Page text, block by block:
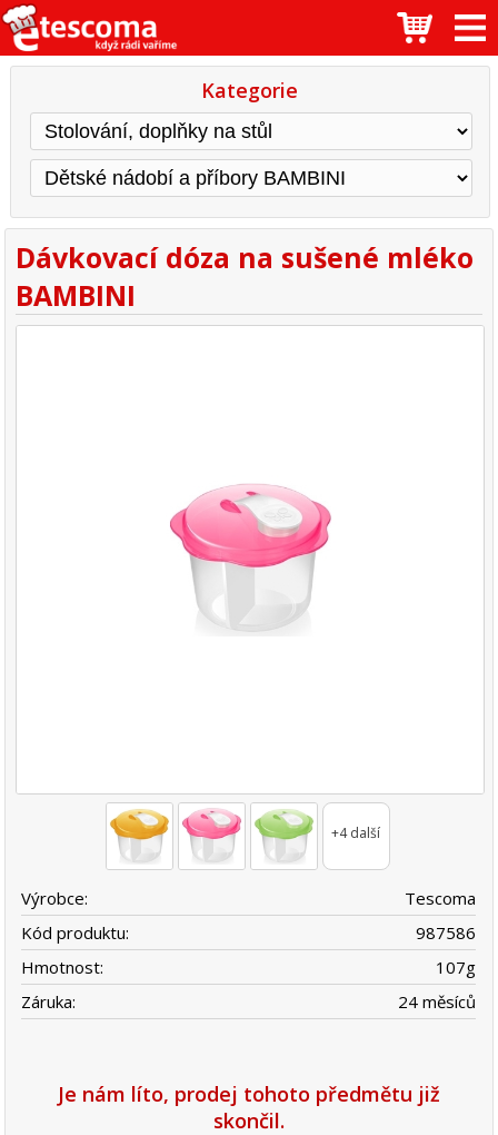
Kategorie
Dávkovací dóza na sušené mléko
BAMBINI
+4 další
Výrobce:
Tescoma
Kód produktu:
987586
Hmotnost:
107g
Záruka:
24 měsíců
Je nám líto, prodej tohoto předmětu již
skončil.